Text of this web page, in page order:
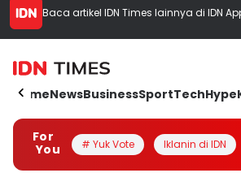
Baca artikel IDN Times lainnya di IDN
HomeNewsBusinessSportTechHype
For
You
# Yuk Vote Iklanin di IDN